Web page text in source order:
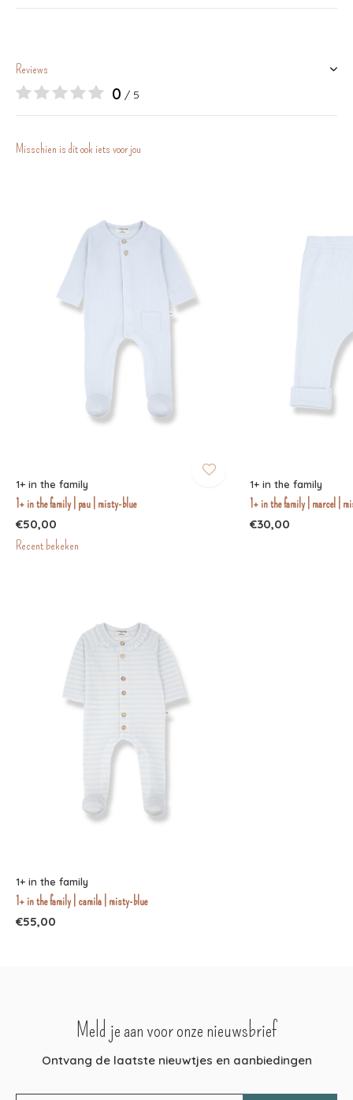
Reviews
0 / 5
Misschien is dit ook iets voor jou
1+ in the family
1+ in the family | pau | misty-blue
€50,00
1+ in the family
1+ in the family | marcel |
€30,00
Recent bekeken
1+ in the family
1+ in the family | camila | misty-blue
€55,00
Meld je aan voor onze nieuwsbrief
Ontvang de laatste nieuwtjes en aanbiedingen